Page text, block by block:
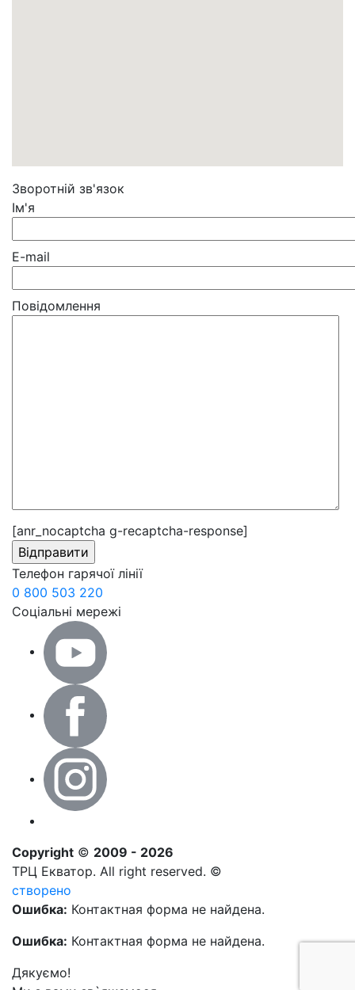
Зворотній зв'язок
Ім'я
E-mail
Повідомлення
[anr_nocaptcha g-recaptcha-response]
Телефон гарячої лінії
0 800 503 220
Соціальні мережі
Copyright © 2009 - 2026
ТРЦ Екватор. All right reserved. ©
створено
Ошибка: Контактная форма не найдена.
Ошибка: Контактная форма не найдена.
Дякуємо!